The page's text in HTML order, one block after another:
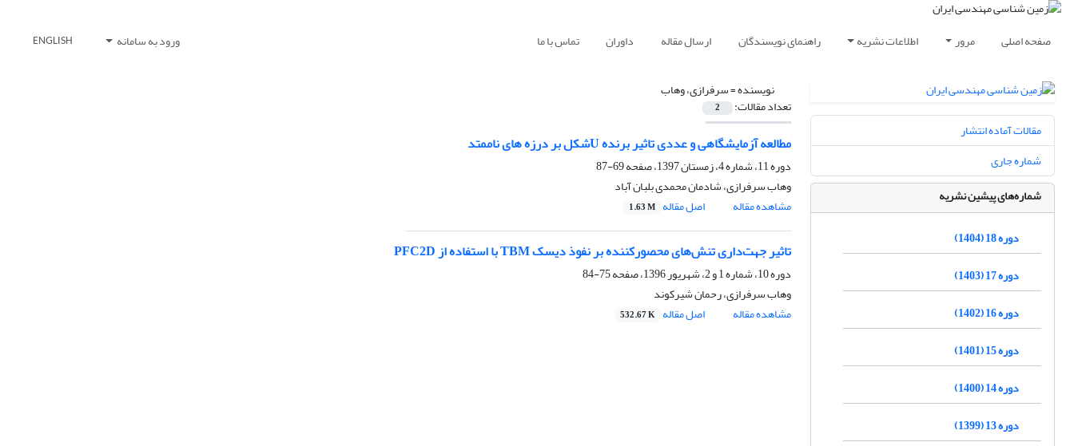
صفحه اصلی مرور اطلاعات نشریه راهنمای نویسندگان ارسال مقاله داوران تماس با ما ورود به سامانه ENGLISH
نویسنده =‌سرفرازی، وهاب
تعداد مقالات: 2
مطالعه آزمایشگاهی و عددی تاثیر برنده Uشکل بر درزه های ناممتد
دوره 11، شماره 4، زمستان 1397، صفحه
69-87
وهاب ‌سرفرازی، شادمان محمدی بلبان آباد
مشاهده مقاله
اصل مقاله 1.63 M
تاثیر جهت‌داری تنش‌های محصورکننده بر نفوذ دیسک TBM با استفاده از PFC2D
دوره 10، شماره 1 و 2، شهریور 1396، صفحه
75-84
وهاب ‌سرفرازی، رحمان شیرکوند
مشاهده مقاله
اصل مقاله 532.67 K
مقالات آماده انتشار
شماره جاری
شماره‌های پیشین نشریه
دوره 18 (1404)
دوره 17 (1403)
دوره 16 (1402)
دوره 15 (1401)
دوره 14 (1400)
دوره 13 (1399)